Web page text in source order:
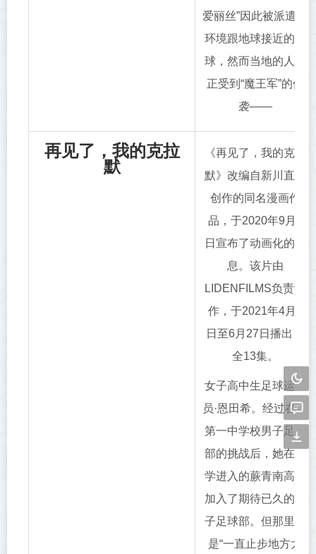
爱丽丝”因此被派遣到
环境跟地球接近的星
球，然而当地的人却
正受到“魔王军”的侵
袭——
再见了，我的克拉
默
《再见了，我的克拉
默》改编自新川直治
创作的同名漫画作
品，于2020年9月4
日宣布了动画化的消
息。该片由
LIDENFILMS负责制
作，于2021年4月4
日至6月27日播出，
全13集。
女子高中生足球运动
员·恩田希。经过在藤
第一中学校男子足球
部的挑战后，她在升
学进入的蕨青南高校
加入了期待已久的女
子足球部。但那里却
是“一直止步地方大